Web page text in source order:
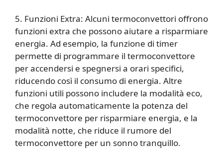
5. Funzioni Extra: Alcuni termoconvettori offrono
funzioni extra che possono aiutare a risparmiare
energia. Ad esempio, la funzione di timer
permette di programmare il termoconvettore
per accendersi e spegnersi a orari specifici,
riducendo così il consumo di energia. Altre
funzioni utili possono includere la modalità eco,
che regola automaticamente la potenza del
termoconvettore per risparmiare energia, e la
modalità notte, che riduce il rumore del
termoconvettore per un sonno tranquillo.